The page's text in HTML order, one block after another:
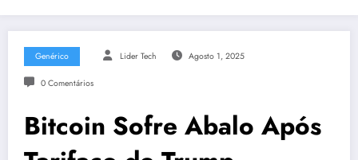
Genérico Lider Tech Agosto 1, 2025
0 Comentários
Bitcoin Sofre Abalo Após